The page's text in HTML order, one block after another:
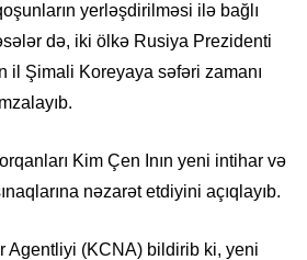
yerləşdirilməsi ilə bağlı
də, iki ölkə Rusiya Prezidenti
il Şimali Koreyaya səfəri zamanı
Kim Çen Inın yeni intihar və
nəzarət etdiyini açıqlayıb.
Agentliyi (KCNA) bildirib ki, yeni